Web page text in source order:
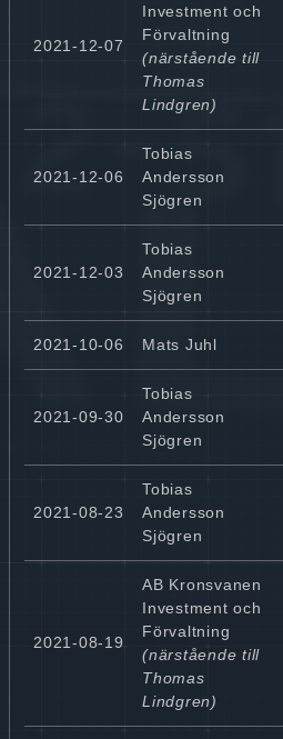
2021-12-07
Investment och
Förvaltning
(närstående till
Thomas
Lindgren)
2021-12-06
Tobias
Andersson
Sjögren
2021-12-03
Tobias
Andersson
Sjögren
2021-10-06 Mats Juhl
2021-09-30
Tobias
Andersson
Sjögren
2021-08-23
Tobias
Andersson
Sjögren
2021-08-19
AB Kronsvanen
Investment och
Förvaltning
(närstående till
Thomas
Lindgren)